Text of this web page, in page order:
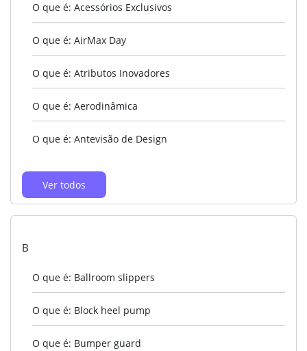
O que é: Acessórios Exclusivos
O que é: AirMax Day
O que é: Atributos Inovadores
O que é: Aerodinâmica
O que é: Antevisão de Design
Ver todos
B
O que é: Ballroom slippers
O que é: Block heel pump
O que é: Bumper guard